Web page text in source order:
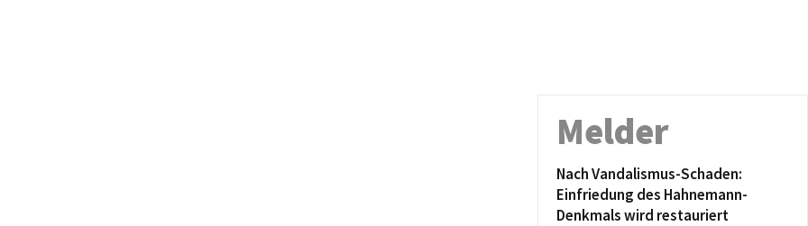
Melder
Nach Vandalismus-Schaden:
Einfriedung des Hahnemann-
Denkmals wird restauriert